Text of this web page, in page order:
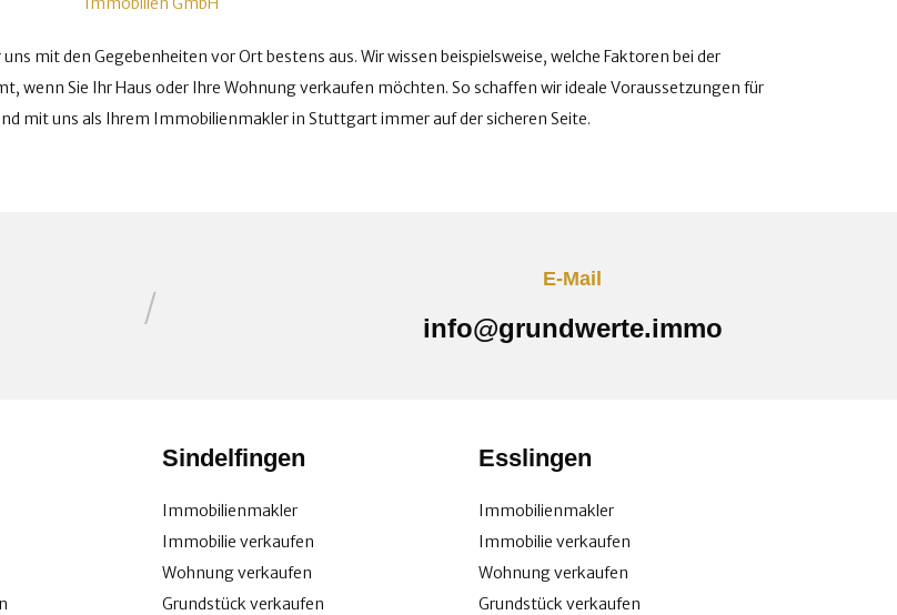
mit den Gegebenheiten vor Ort bestens aus. Wir wissen beispielsweise, welche Faktoren bei der
Sie Ihr Haus oder Ihre Wohnung verkaufen möchten. So schaffen wir ideale Voraussetzungen für
mit uns als Ihrem Immobilienmakler in Stuttgart immer auf der sicheren Seite.
/
E-Mail
info@grundwerte.immo
Sindelfingen
Immobilienmakler
Immobilie verkaufen
Wohnung verkaufen
Grundstück verkaufen
Esslingen
Immobilienmakler
Immobilie verkaufen
Wohnung verkaufen
Grundstück verkaufen